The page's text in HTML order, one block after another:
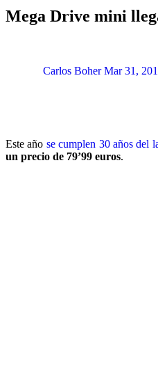
Mega Drive mini
Carlos Boher Mar 31,
Este año se cumplen 30 años del
un precio de 79’99 euros.